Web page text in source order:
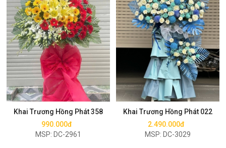
Khai Trương Hồng Phát 358
990.000đ
MSP: DC-2961
Mua ngay
Khai Trương Hồng Phát 022
2.490.000đ
MSP: DC-3029
Mua ngay